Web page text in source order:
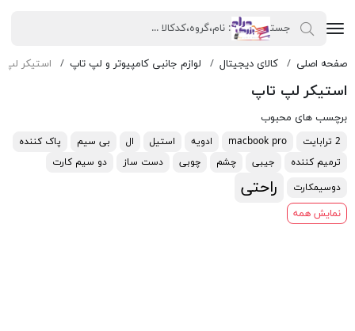
صفحه اصلی کالای دیجیتال لوازم جانبی کامپیوتر و لپ تاپ استیکر لپ
استیکر لپ تاپ
برچسب های محبوب
2 ترابایت macbook pro ادویه استیل ال بی سیم
پاک کننده
ترمیم کننده
جیبی چشم چوبی دست ساز
دو سیم کارت
دوسیمکارت
راحتی
نمایش همه